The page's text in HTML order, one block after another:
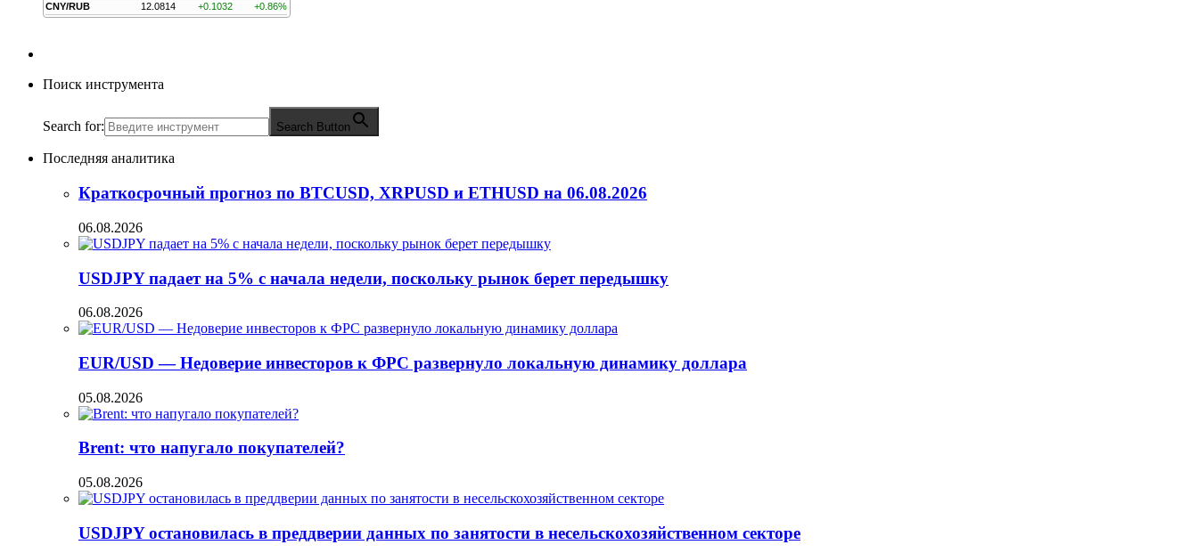
CNY/RUB
12.0814 +0.1032 +0.86%
Поиск инструмента
Search for: Search Button
Последняя аналитика
Краткосрочный прогноз по BTCUSD, XRPUSD и ETHUSD на 06.08.2026
06.08.2026
USDJPY падает на 5% с начала недели, поскольку рынок берет передышку
06.08.2026
EUR/USD — Недоверие инвесторов к ФРС развернуло локальную динамику доллара
05.08.2026
Brent: что напугало покупателей?
05.08.2026
USDJPY остановилась в преддверии данных по занятости в несельскохозяйственном секторе